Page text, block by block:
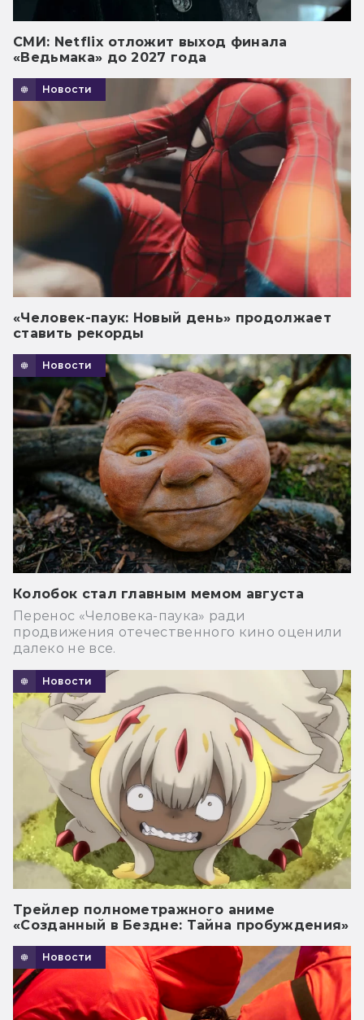
СМИ: Netflix отложит выход финала
«Ведьмака» до 2027 года
Новости
«Человек-паук: Новый день» продолжает
ставить рекорды
Новости
Колобок стал главным мемом августа
Перенос «Человека-паука» ради
продвижения отечественного кино оценили
далеко не все.
Новости
Трейлер полнометражного аниме
«Созданный в Бездне: Тайна пробуждения»
Новости